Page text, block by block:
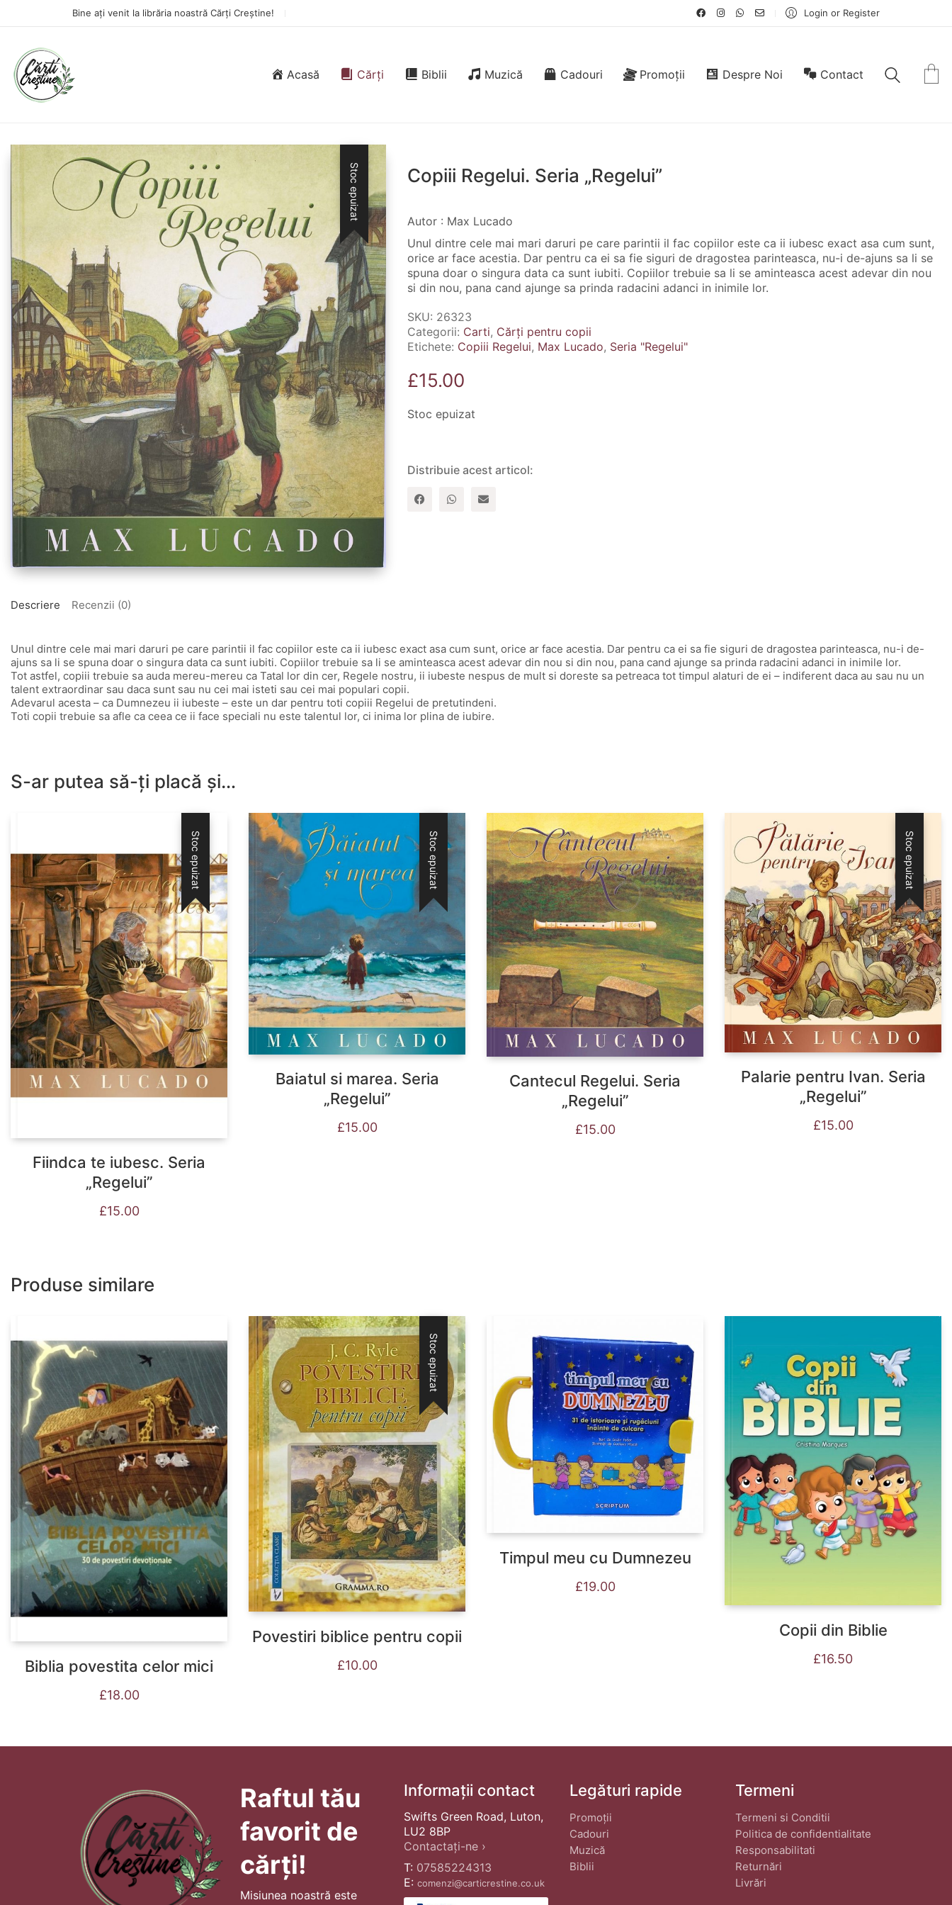
Bine ați venit la librăria noastră Cărți Creștine! Login or Register
Acasă Cărți Biblii Muzică Cadouri Promoții Despre Noi Contact
Stoc epuizat Copiii Regelui. Seria „Regelui”
Autor : Max Lucado
Unul dintre cele mai mari daruri pe care parintii il fac copiilor este ca ii iubesc exact asa cum sunt,
orice ar face acestia. Dar pentru ca ei sa fie siguri de dragostea parinteasca, nu-i de-ajuns sa li se
spuna doar o singura data ca sunt iubiti. Copiilor trebuie sa li se aminteasca acest adevar din nou
si din nou, pana cand ajunge sa prinda radacini adanci in inimile lor.
SKU: 26323
Categorii: Carti, Cărți pentru copii
Etichete: Copiii Regelui, Max Lucado, Seria "Regelui"
£15.00
Stoc epuizat
Distribuie acest articol:
Descriere Recenzii (0)
Unul dintre cele mai mari daruri pe care parintii il fac copiilor este ca ii iubesc exact asa cum sunt, orice ar face acestia. Dar pentru ca ei sa fie siguri de dragostea parinteasca, nu-i de-
ajuns sa li se spuna doar o singura data ca sunt iubiti. Copiilor trebuie sa li se aminteasca acest adevar din nou si din nou, pana cand ajunge sa prinda radacini adanci in inimile lor.
Tot astfel, copiii trebuie sa auda mereu-mereu ca Tatal lor din cer, Regele nostru, ii iubeste nespus de mult si doreste sa petreaca tot timpul alaturi de ei – indiferent daca au sau nu un
talent extraordinar sau daca sunt sau nu cei mai isteti sau cei mai populari copii.
Adevarul acesta – ca Dumnezeu ii iubeste – este un dar pentru toti copiii Regelui de pretutindeni.
Toti copii trebuie sa afle ca ceea ce ii face speciali nu este talentul lor, ci inima lor plina de iubire.
S-ar putea să-ți placă și…
Stoc epuizat
Fiindca te iubesc. Seria
„Regelui”
£15.00
Stoc epuizat
Baiatul si marea. Seria
„Regelui”
£15.00
Cantecul Regelui. Seria
„Regelui”
£15.00
Stoc epuizat
Palarie pentru Ivan. Seria
„Regelui”
£15.00
Produse similare
Biblia povestita celor mici
£18.00
Stoc epuizat
Povestiri biblice pentru copii
£10.00
Timpul meu cu Dumnezeu
£19.00
Copii din Biblie
£16.50
Raftul tău
favorit de
cărți!
Misiunea noastră este
Informații contact
Swifts Green Road, Luton,
LU2 8BP
Contactați-ne ›
T: 07585224313
E: comenzi@carticrestine.co.uk
Legături rapide
Promoții
Cadouri
Muzică
Biblii
Termeni
Termeni si Conditii
Politica de confidentialitate
Responsabilitati
Returnări
Livrări